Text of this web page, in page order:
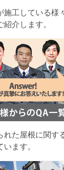
施工している様
紹介します。
れた屋根に関す
ます。